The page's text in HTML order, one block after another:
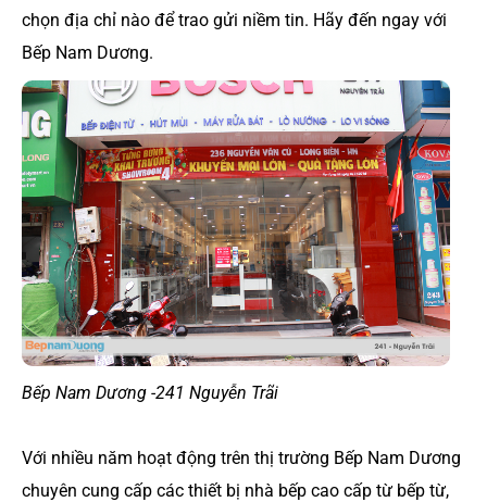
chọn địa chỉ nào để trao gửi niềm tin. Hãy đến ngay với
Bếp Nam Dương.
Bếp Nam Dương -241 Nguyễn Trãi
Với nhiều năm hoạt động trên thị trường Bếp Nam Dương
chuyên cung cấp các thiết bị nhà bếp cao cấp từ bếp từ,